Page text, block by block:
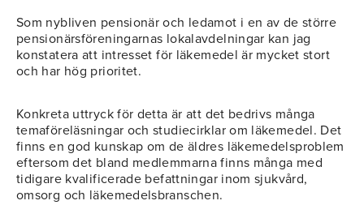
Som nybliven pensionär och ledamot i en av de större
pensionärsföreningarnas lokalavdelningar kan jag
konstatera att intresset för läkemedel är mycket stort
och har hög prioritet.
Konkreta uttryck för detta är att det bedrivs många
temaföreläsningar och studiecirklar om läkemedel. Det
finns en god kunskap om de äldres läkemedelsproblem
eftersom det bland medlemmarna finns många med
tidigare kvalificerade befattningar inom sjukvård,
omsorg och läkemedelsbranschen.